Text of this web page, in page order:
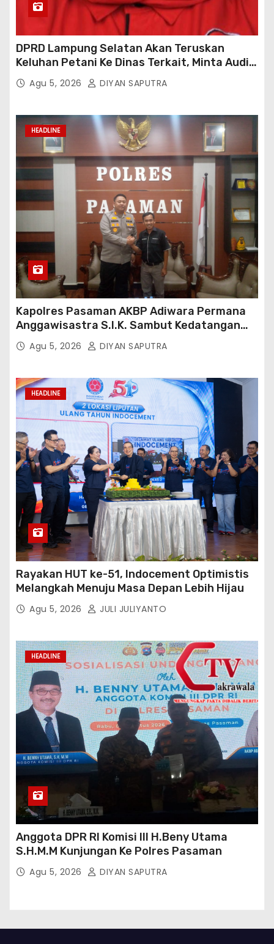
DPRD Lampung Selatan Akan Teruskan
Keluhan Petani Ke Dinas Terkait, Minta Audit
Penyaluran Pupuk Bersubsidi Di Desa Budi
Lestari
Agu 5, 2026 DIYAN SAPUTRA
HEADLINE
Kapolres Pasaman AKBP Adiwara Permana
Anggawisastra S.I.K. Sambut Kedatangan
Kepala Cakrawala Tv Sumatera Barat
Agu 5, 2026 DIYAN SAPUTRA
HEADLINE
Rayakan HUT ke-51, Indocement Optimistis
Melangkah Menuju Masa Depan Lebih Hijau
Agu 5, 2026 JULI JULIYANTO
HEADLINE
Anggota DPR RI Komisi III H.Beny Utama
S.H.M.M Kunjungan Ke Polres Pasaman
Agu 5, 2026 DIYAN SAPUTRA